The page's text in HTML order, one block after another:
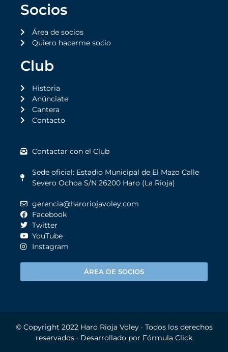
Socios
Área de socios
Quiero hacerme socio
Club
Historia
Anúnciate
Cantera
Contacto
Contactar con el Club
Sede oficial: Estadio Municipal de El Mazo Calle
Severo Ochoa S/N 26200 Haro (La Rioja)
gerencia@haroriojavoley.com
Facebook
Twitter
YouTube
Instagram
ÁREA DE SOCIOS
© Copyright 2022 Haro Rioja Voley· Todos los derechos
reservados · Desarrollado por Fórmula Click